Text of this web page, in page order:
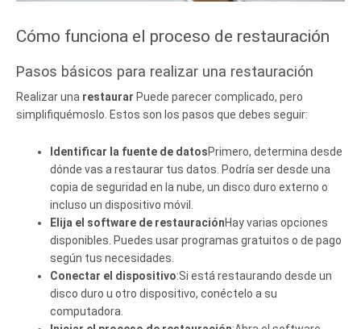
Cómo funciona el proceso de restauración
Pasos básicos para realizar una restauración
Realizar una restaurar Puede parecer complicado, pero
simplifiquémoslo. Estos son los pasos que debes seguir:
Identificar la fuente de datosPrimero, determina desde
dónde vas a restaurar tus datos. Podría ser desde una
copia de seguridad en la nube, un disco duro externo o
incluso un dispositivo móvil.
Elija el software de restauraciónHay varias opciones
disponibles. Puedes usar programas gratuitos o de pago
según tus necesidades.
Conectar el dispositivo:Si está restaurando desde un
disco duro u otro dispositivo, conéctelo a su
computadora.